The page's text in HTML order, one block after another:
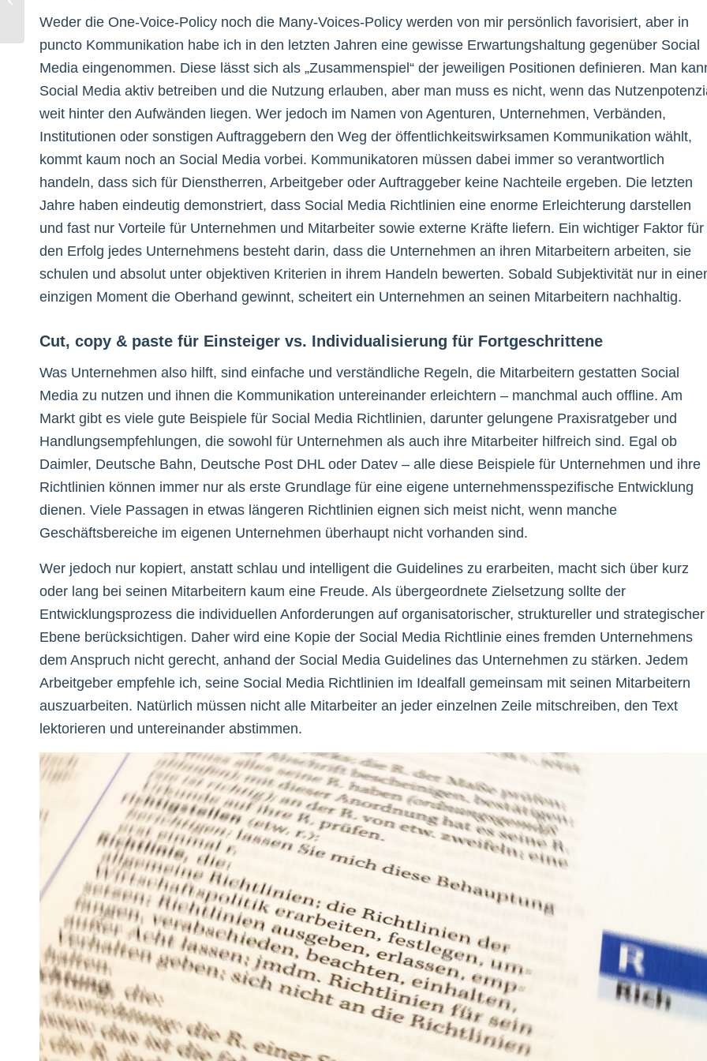
Weder die One-Voice-Policy noch die Many-Voices-Policy werden von mir persönlich favorisiert, aber in
puncto Kommunikation habe ich in den letzten Jahren eine gewisse Erwartungshaltung gegenüber Social
Media eingenommen. Diese lässt sich als „Zusammenspiel“ der jeweiligen Positionen definieren. Man
Social Media aktiv betreiben und die Nutzung erlauben, aber man muss es nicht, wenn das
weit hinter den Aufwänden liegen. Wer jedoch im Namen von Agenturen, Unternehmen, Verbänden,
Institutionen oder sonstigen Auftraggebern den Weg der öffentlichkeitswirksamen Kommunikation wählt,
kommt kaum noch an Social Media vorbei. Kommunikatoren müssen dabei immer so verantwortlich
handeln, dass sich für Dienstherren, Arbeitgeber oder Auftraggeber keine Nachteile ergeben. Die letzten
Jahre haben eindeutig demonstriert, dass Social Media Richtlinien eine enorme Erleichterung darstellen
und fast nur Vorteile für Unternehmen und Mitarbeiter sowie externe Kräfte liefern. Ein wichtiger Faktor für
den Erfolg jedes Unternehmens besteht darin, dass die Unternehmen an ihren Mitarbeitern arbeiten, sie
schulen und absolut unter objektiven Kriterien in ihrem Handeln bewerten. Sobald Subjektivität nur in
einzigen Moment die Oberhand gewinnt, scheitert ein Unternehmen an seinen Mitarbeitern nachhaltig.
Cut, copy & paste für Einsteiger vs. Individualisierung für Fortgeschrittene
Was Unternehmen also hilft, sind einfache und verständliche Regeln, die Mitarbeitern gestatten Social
Media zu nutzen und ihnen die Kommunikation untereinander erleichtern – manchmal auch offline. Am
Markt gibt es viele gute Beispiele für Social Media Richtlinien, darunter gelungene Praxisratgeber und
Handlungsempfehlungen, die sowohl für Unternehmen als auch ihre Mitarbeiter hilfreich sind. Egal ob
Daimler, Deutsche Bahn, Deutsche Post DHL oder Datev – alle diese Beispiele für Unternehmen und ihre
Richtlinien können immer nur als erste Grundlage für eine eigene unternehmensspezifische Entwicklung
dienen. Viele Passagen in etwas längeren Richtlinien eignen sich meist nicht, wenn manche
Geschäftsbereiche im eigenen Unternehmen überhaupt nicht vorhanden sind.
Wer jedoch nur kopiert, anstatt schlau und intelligent die Guidelines zu erarbeiten, macht sich über kurz
oder lang bei seinen Mitarbeitern kaum eine Freude. Als übergeordnete Zielsetzung sollte der
Entwicklungsprozess die individuellen Anforderungen auf organisatorischer, struktureller und strategischer
Ebene berücksichtigen. Daher wird eine Kopie der Social Media Richtlinie eines fremden Unternehmens
dem Anspruch nicht gerecht, anhand der Social Media Guidelines das Unternehmen zu stärken. Jedem
Arbeitgeber empfehle ich, seine Social Media Richtlinien im Idealfall gemeinsam mit seinen Mitarbeitern
auszuarbeiten. Natürlich müssen nicht alle Mitarbeiter an jeder einzelnen Zeile mitschreiben, den Text
lektorieren und untereinander abstimmen.